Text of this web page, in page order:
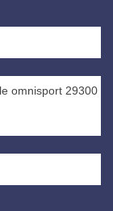
omnisport 29300